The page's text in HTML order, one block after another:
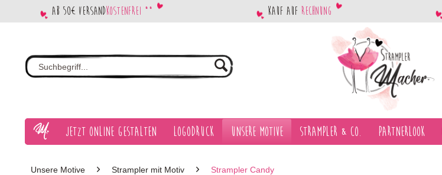
Ab 50€ Versandkostenfrei ** Kauf auf Rechnung
Jetzt Online gestalten Logodruck Unsere Motive Strampler & Co. Partnerlook
Unsere Motive Strampler mit Motiv Strampler Candy